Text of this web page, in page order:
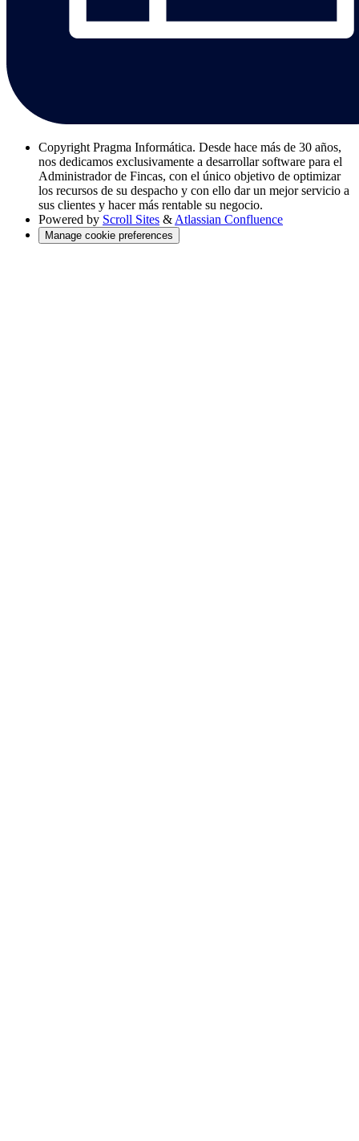
Copyright Pragma Informática. Desde hace más de 30 años,
nos dedicamos exclusivamente a desarrollar software para el
Administrador de Fincas, con el único objetivo de optimizar
los recursos de su despacho y con ello dar un mejor servicio a
sus clientes y hacer más rentable su negocio.
Powered by Scroll Sites & Atlassian Confluence
Manage cookie preferences